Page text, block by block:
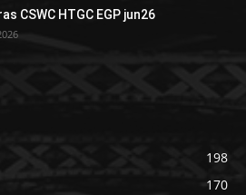
CSWC HTGC EGP jun26
198
170